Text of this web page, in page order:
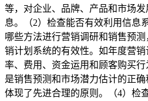
等，对企业、品牌、产品和市场
息。（2）检查能否有效利用信息
哪些方法进行营销调研和销售预
销计划系统的有效性。如年度营
率、费用、资金运用和顾客购买
是销售预测和市场潜力估计的正
体现了先进合理的原则。（4）检